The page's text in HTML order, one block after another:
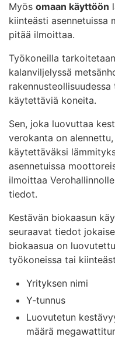
Myös omaan käyttöön
kiinteästi asennetuissa
pitää ilmoittaa.
Työkoneilla
kalanviljelyssä
käytettäviä koneita.
Sen, joka luovuttaa
verokanta on alennettu,
käytettäväksi
asennetuissa
ilmoittaa
tiedot.
Kestävän biokaasun
seuraavat tiedot
biokaasua on
työkoneissa tai
Yrityksen nimi
Y-tunnus
Luovutetun
määrä